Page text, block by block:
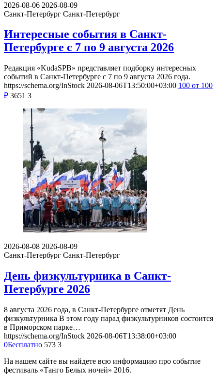
2026-08-06 2026-08-09
Санкт-Петербург Санкт-Петербург
Интересные события в Санкт-
Петербурге с 7 по 9 августа 2026
Редакция «KudaSPB» представляет подборку интересных
событий в Санкт-Петербурге с 7 по 9 августа 2026 года.
https://schema.org/InStock 2026-08-06T13:50:00+03:00 100 от 100
₽ 3651 3
2026-08-08 2026-08-09
Санкт-Петербург Санкт-Петербург
День физкультурника в Санкт-
Петербурге 2026
8 августа 2026 года, в Санкт-Петербурге отметят День
физкультурника В этом году парад физкультурников состоится
в Приморском парке…
https://schema.org/InStock 2026-08-06T13:38:00+03:00
0Бесплатно 573 3
На нашем сайте вы найдете всю информацию про событие
фестиваль «Танго Белых ночей» 2016.